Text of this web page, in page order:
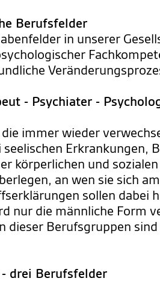
Berufsfelder
in unserer
- Psychiater -
immer wieder
seelischen Erkrankungen,
körperlichen und
an wen sie sich
sollen dabei
nur die männliche Form
dieser Berufsgruppen
drei Berufsfelder